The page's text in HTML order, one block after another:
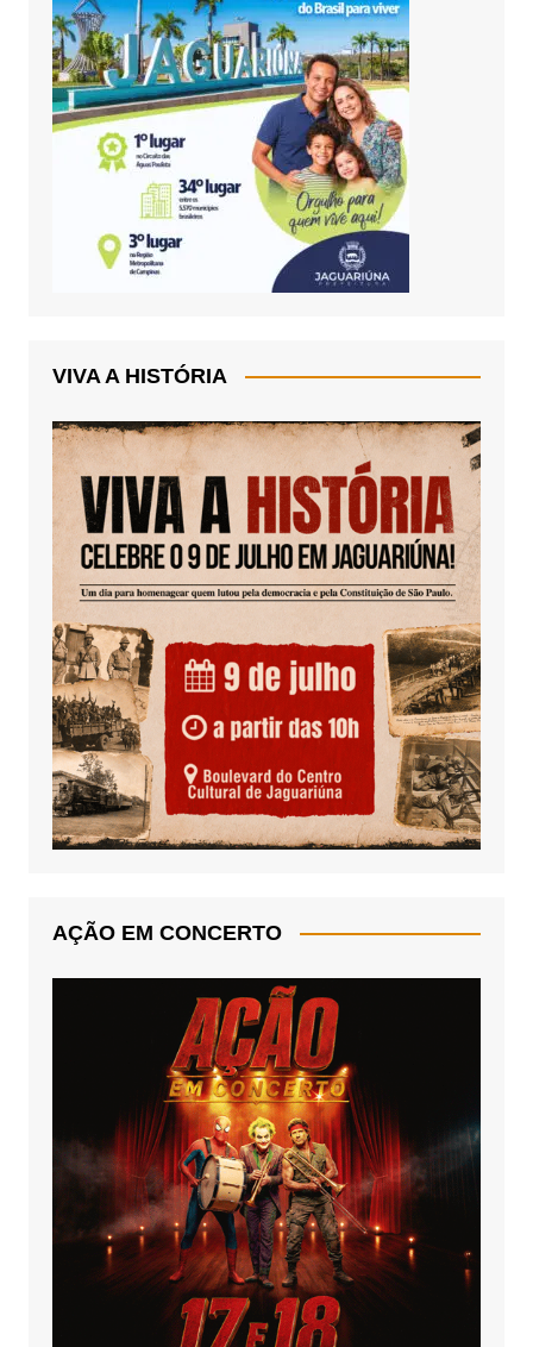
VIVA A HISTÓRIA
AÇÃO EM CONCERTO